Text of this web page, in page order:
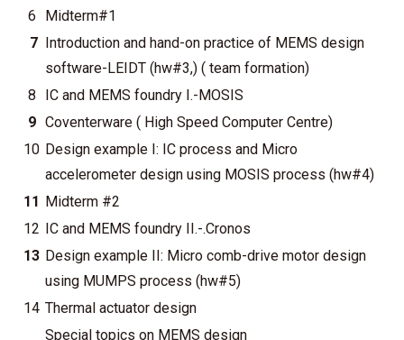
6
Midterm#1
7 Introduction and hand-on practice of MEMS design
software-LEIDT (hw#3,) ( team formation)
8
IC and MEMS foundry I.-MOSIS
9 Coventerware ( High Speed Computer Centre)
10 Design example I: IC process and Micro
accelerometer design using MOSIS process (hw#4)
11 Midterm #2
12 IC and MEMS foundry II.-.Cronos
13 Design example II: Micro comb-drive motor design
using MUMPS process (hw#5)
14 Thermal actuator design
Special topics on MEMS design